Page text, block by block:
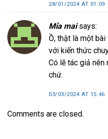
28/01/2024 AT 01:09
Mỉa mai says:
Ồ, thật là một
với kiến ​​thức
Có lẽ tác giả
chứ.
03/03/2024 AT 15:46
Comments are closed.